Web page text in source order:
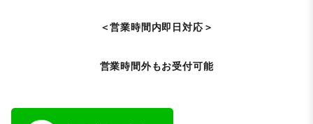
＜営業時間内即日対応＞
営業時間外もお受付可能